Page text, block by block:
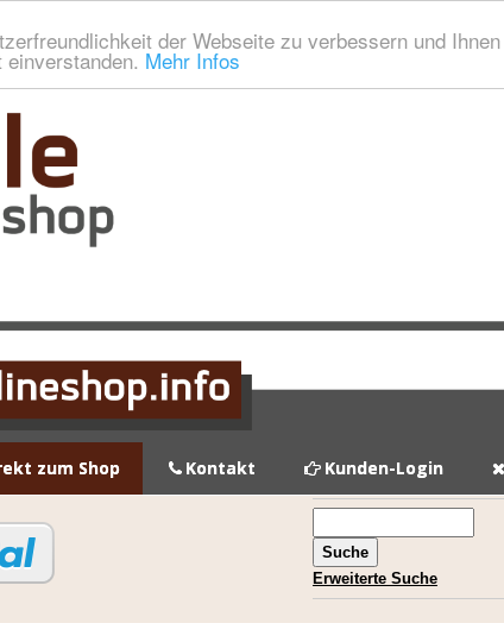
der Webseite zu verbessern und
Mehr Infos
zum Shop Kontakt Kunden-Login
Erweiterte Suche